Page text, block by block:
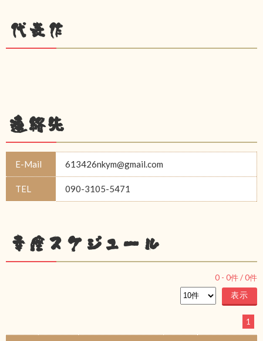
代表作
連絡先
E-Mail 613426nkym@gmail.com
TEL 090-3105-5471
幸座スケジュール
0 - 0件 /0件
1